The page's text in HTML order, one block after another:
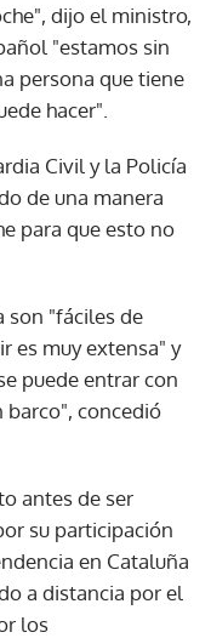
dijo el ministro,
"estamos sin
persona que tiene
hacer".
Civil y la Policía
de una manera
para que esto no
son "fáciles de
es muy extensa" y
puede entrar con
barco", concedió
antes de ser
su participación
en Cataluña
a distancia por el
los